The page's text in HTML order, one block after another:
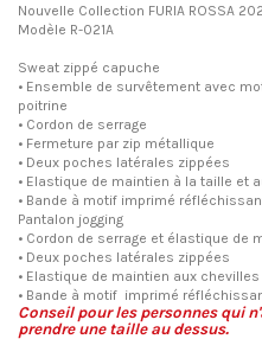
Nouvelle Collection FURIA ROSSA
Modèle R-021A
Sweat zippé capuche
• Ensemble de survêtement avec
poitrine
• Cordon de serrage
• Fermeture par zip métallique
• Deux poches latérales zippées
• Elastique de maintien à la taille et
• Bande à motif imprimé
Pantalon jogging
• Cordon de serrage et élastique de
• Deux poches latérales zippées
• Elastique de maintien aux chevilles
• Bande à motif imprimé
Conseil pour les personnes qui
prendre une taille au dessus.